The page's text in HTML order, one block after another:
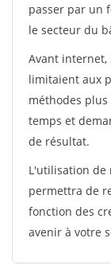
passer par un
le secteur du
Avant internet,
limitaient aux
méthodes
temps et
de résultat.
L'utilisation de
permettra de
fonction des
avenir à votre